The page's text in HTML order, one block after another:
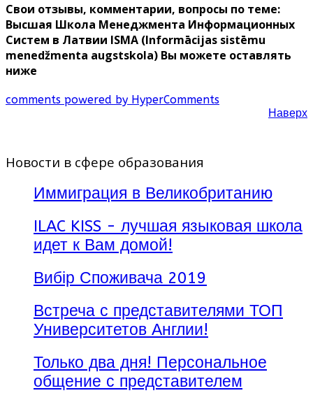
Свои отзывы, комментарии, вопросы по теме:
Высшая Школа Менеджмента Информационных
Систем в Латвии ISMA (Informācijas sistēmu
menedžmenta augstskola) Вы можете оставлять
ниже
comments powered by HyperComments
Наверх
Новости в сфере образования
Иммиграция в Великобританию
ILAC KISS - лучшая языковая школа
идет к Вам домой!
Вибір Споживача 2019
Встреча с представителями ТОП
Университетов Англии!
Только два дня! Персональное
общение с представителем